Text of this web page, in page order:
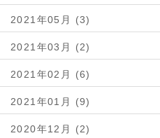
2021年05月 (3)
2021年03月 (2)
2021年02月 (6)
2021年01月 (9)
2020年12月 (2)